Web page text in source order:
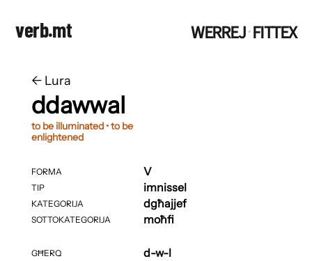
verb.mt WERREJ·FITTEX
← ​​Lura
ddawwal
to be illuminated • to be
enlightened
FORMA
TIP
KATEGORIJA
SOTTOKATEGORIJA
GĦERQ
V
imnissel
dgħajjef
moħfi
d-w-l